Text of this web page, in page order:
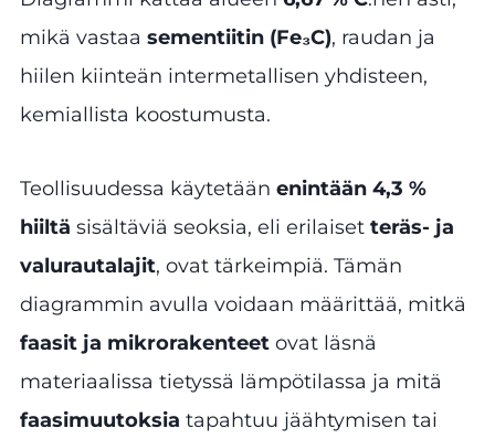
mikä vastaa sementiitin (Fe₃C), raudan ja
hiilen kiinteän intermetallisen yhdisteen,
kemiallista koostumusta.
Teollisuudessa käytetään enintään 4,3 %
hiiltä sisältäviä seoksia, eli erilaiset teräs- ja
valurautalajit, ovat tärkeimpiä. Tämän
diagrammin avulla voidaan määrittää, mitkä
faasit ja mikrorakenteet ovat läsnä
materiaalissa tietyssä lämpötilassa ja mitä
faasimuutoksia tapahtuu jäähtymisen tai